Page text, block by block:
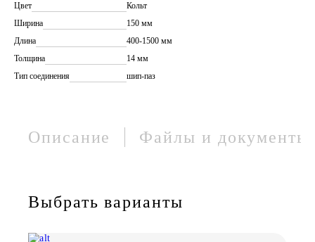
Цвет
Кольт
Ширина
150 мм
Длина
400-1500 мм
Толщина
14 мм
Тип соединения
шип-паз
Описание Файлы и документы
Выбрать варианты